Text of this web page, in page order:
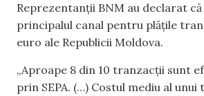
Reprezentanții BNM au declarat că
principalul canal pentru plățile
euro ale Republicii Moldova.
„Aproape 8 din 10 tranzacții sunt
prin SEPA. (…) Costul mediu al